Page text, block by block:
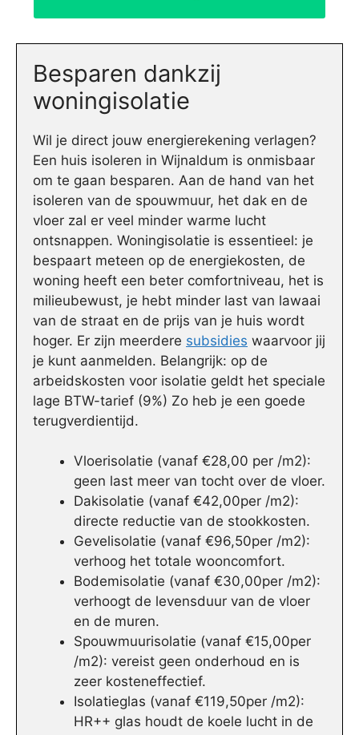
Besparen dankzij
woningisolatie
Wil je direct jouw energierekening verlagen?
Een huis isoleren in Wijnaldum is onmisbaar
om te gaan besparen. Aan de hand van het
isoleren van de spouwmuur, het dak en de
vloer zal er veel minder warme lucht
ontsnappen. Woningisolatie is essentieel: je
bespaart meteen op de energiekosten, de
woning heeft een beter comfortniveau, het is
milieubewust, je hebt minder last van lawaai
van de straat en de prijs van je huis wordt
hoger. Er zijn meerdere subsidies waarvoor jij
je kunt aanmelden. Belangrijk: op de
arbeidskosten voor isolatie geldt het speciale
lage BTW-tarief (9%) Zo heb je een goede
terugverdientijd.
Vloerisolatie (vanaf €28,00 per /m2):
geen last meer van tocht over de vloer.
Dakisolatie (vanaf €42,00per /m2):
directe reductie van de stookkosten.
Gevelisolatie (vanaf €96,50per /m2):
verhoog het totale wooncomfort.
Bodemisolatie (vanaf €30,00per /m2):
verhoogt de levensduur van de vloer
en de muren.
Spouwmuurisolatie (vanaf €15,00per
/m2): vereist geen onderhoud en is
zeer kosteneffectief.
Isolatieglas (vanaf €119,50per /m2):
HR++ glas houdt de koele lucht in de